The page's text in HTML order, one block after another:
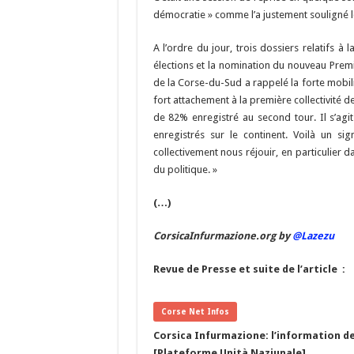
e
b
o
o
k
es
ky
e
gr
a
m
a
p
c
h
at
l
démocratie » comme l’a justement souligné
A l’ordre du jour, trois dossiers relatifs à
élections et la nomination du nouveau
de la Corse-du-Sud a rappelé la forte
fort attachement à la première collectivité
de 82% enregistré au second tour. Il
enregistrés sur le continent. Voilà un
collectivement nous réjouir, en particulier
du politique. »
(…)
CorsicaInfurmazione.org by@Lazezu
Revue de Presse et suite de l’article :
Corse Net Infos
Corsica Infurmazione: l’information